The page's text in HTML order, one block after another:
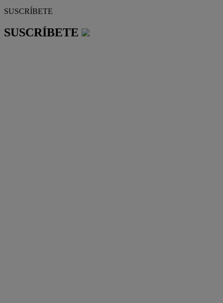
SUSCRÍBETE
SUSCRÍBETE